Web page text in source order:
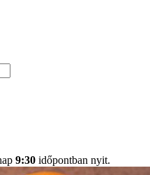
9:30 időpontban nyit.